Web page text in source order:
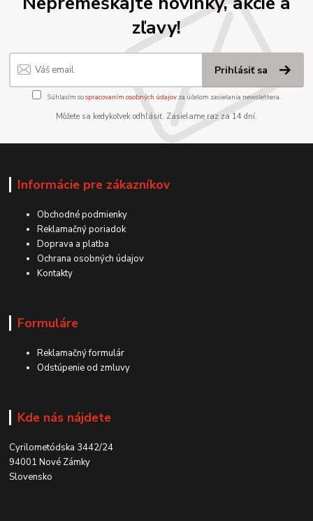
zľavy!
Prihlásiť sa
Súhlasím sospracovaním osobných údajov za účelom zasielania newslettera.
Môžete sa kedykoľvek odhlásiť. Zasielame raz za 14 dní.
Informácie pre zákazníkov
Obchodné podmienky
Reklamačný poriadok
Doprava a platba
Ochrana osobných údajov
Kontakty
Formuláre
Reklamačný formulár
Odstúpenie od zmluvy
Kde nás nájdete
Cyrilometódska 3442/24
94001 Nové Zámky
Slovensko